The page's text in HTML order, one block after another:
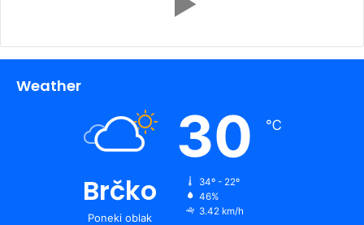
Weather
Brčko
Poneki oblak
30 ℃
34º - 22º
46%
3.42 km/h